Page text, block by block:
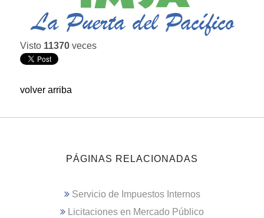
Visto 11370 veces
volver arriba
PÁGINAS RELACIONADAS
Servicio de Impuestos Internos
Licitaciones en Mercado Público